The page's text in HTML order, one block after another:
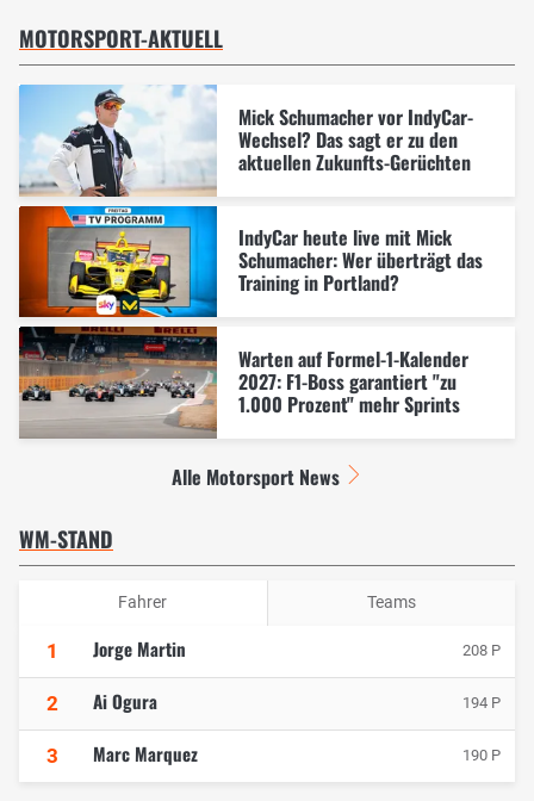
MOTORSPORT-AKTUELL
Mick Schumacher vor IndyCar-
Wechsel? Das sagt er zu den
aktuellen Zukunfts-Gerüchten
IndyCar heute live mit Mick
Schumacher: Wer überträgt das
Training in Portland?
Warten auf Formel-1-Kalender
2027: F1-Boss garantiert "zu
1.000 Prozent" mehr Sprints
Alle Motorsport News
WM-STAND
Fahrer Teams
1 Jorge Martin 208 P
2 Ai Ogura 194 P
3 Marc Marquez 190 P